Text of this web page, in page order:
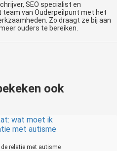
SEO specialist en
van Ouderpeilpunt met het
Zo draagt ze bij aan
ouders te bereiken.
ook
relatie met autisme